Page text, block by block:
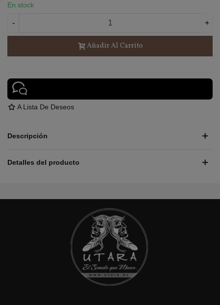
En stock
- +
Añadir Al Carrito
A Lista De Deseos
Descripción
Detalles del producto